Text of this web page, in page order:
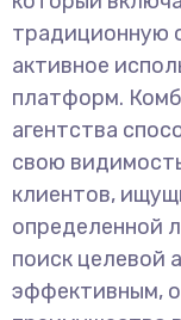
традиционную
активное
платформ.
агентства
свою
клиентов,
определенной
поиск целевой
эффективным,